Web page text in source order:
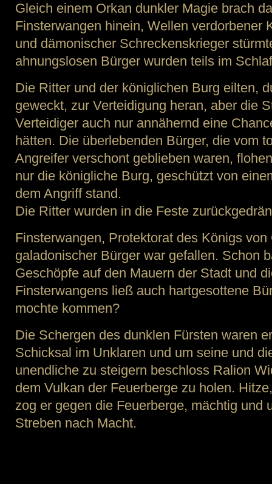
Gleich einem Orkan dunkler Magie brach
Finsterwangen hinein, Wellen verdorbener
und dämonischer Schreckenskrieger
ahnungslosen Bürger wurden teils im
Die Ritter und der königlichen Burg eilten,
geweckt, zur Verteidigung heran, aber die
Verteidiger auch nur annähernd eine
hätten. Die überlebenden Bürger, die vom
Angreifer verschont geblieben waren,
nur die königliche Burg, geschützt von
dem Angriff stand.
Die Ritter wurden in die Feste
Finsterwangen, Protektorat des Königs
galadonischer Bürger war gefallen. Schon
Geschöpfe auf den Mauern der Stadt und
Finsterwangens ließ auch hartgesottene
mochte kommen?
Die Schergen des dunklen Fürsten waren
Schicksal im Unklaren und um seine und
unendliche zu steigern beschloss Ralion
dem Vulkan der Feuerberge zu holen.
zog er gegen die Feuerberge, mächtig und
Streben nach Macht.